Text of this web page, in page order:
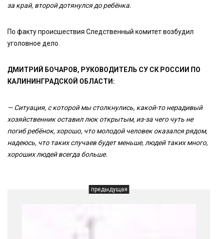
за край, второй дотянулся до ребёнка.
По факту происшествия Следственный комитет возбудил
уголовное дело.
ДМИТРИЙ БОЧАРОВ, РУКОВОДИТЕЛЬ СУ СК РОССИИ ПО
КАЛИНИНГРАДСКОЙ ОБЛАСТИ:
— Ситуация, с которой мы столкнулись, какой-то нерадивый
хозяйственник оставил люк открытым, из-за чего чуть не
погиб ребёнок, хорошо, что молодой человек оказался рядом,
надеюсь, что таких случаев будет меньше, людей таких много,
хороших людей всегда больше.
предыдущая